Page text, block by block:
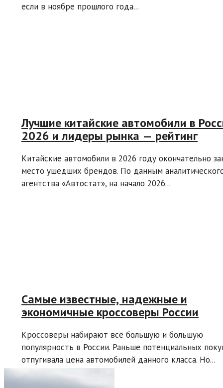
если в ноябре прошлого года...
Лучшие китайские автомобили в
2026 и лидеры рынка — рейтинг
Китайские автомобили в 2026 году окончательно
место ушедших брендов. По данным
агентства «Автостат», на начало 2026...
Самые известные, надежные и
экономичные кроссоверы России
Кроссоверы набирают всё большую и большую
популярность в России. Раньше потенциальных
отпугивала цена автомобилей данного класса. Но...